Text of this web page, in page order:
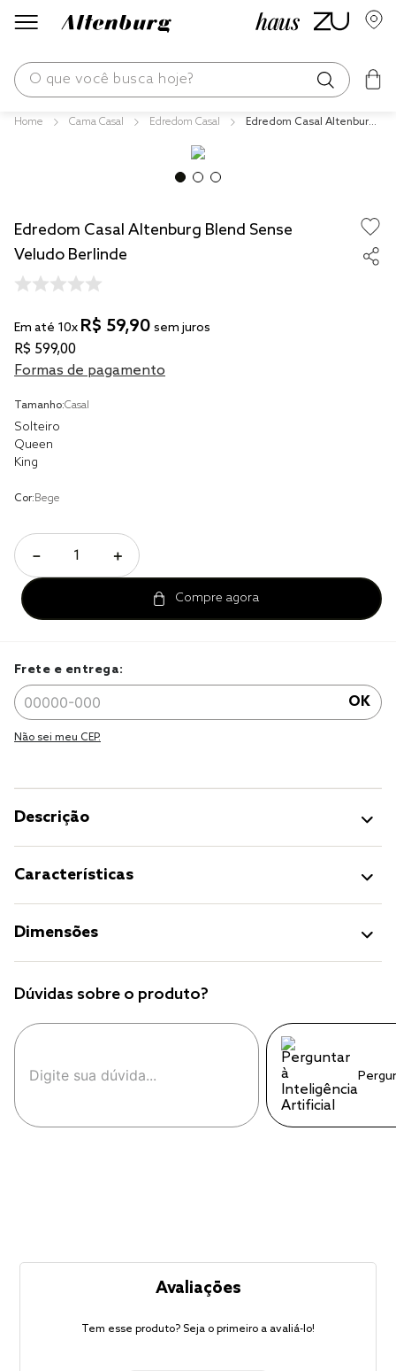
O que você busca hoje?
Cama Casal Edredom Casal
Edredom Casal Altenburg
Edredom Casal Altenburg Blend Sense
Veludo Berlinde
Em até 10x R$ 59,90 sem juros
R$ 599,00
Formas de pagamento
Tamanho:Casal
Solteiro
Queen
King
Cor:Bege
＋
－
Frete e entrega:
OK
Não sei meu CEP.
Descrição
Características
Dimensões
Dúvidas sobre o produto?
Avaliações
Tem esse produto? Seja o primeiro a avaliá-lo!
fronha
jogos cama
travesseiro
solteiro king
cobre leito
jogo cama
jogo cama casal